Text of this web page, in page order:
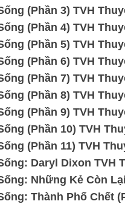
(Phần 3) TVH
(Phần 4) TVH
(Phần 5) TVH
(Phần 6) TVH
(Phần 7) TVH
(Phần 8) TVH
(Phần 9) TVH
(Phần 10) TVH
(Phần 11) TVH
Daryl Dixon TVH
Những Kẻ Còn
Thành Phố Chết